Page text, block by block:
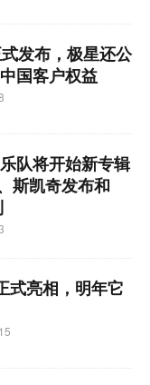
发布，极星还公
国客户权益
队将开始新专辑
斯凯奇发布和
式亮相，明年它